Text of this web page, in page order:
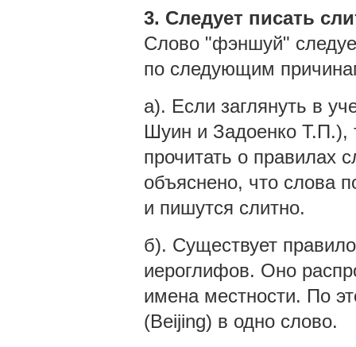
3. Следует писать
Слово "фэншуй"
по следующим
а). Если заглянуть в
Шуин и Задоенко Т.П.),
прочитать о правилах
объяснено, что слова
и пишутся слитно.
б). Существует
иероглифов. Оно
имена местности. По
(Beijing) в одно слово.